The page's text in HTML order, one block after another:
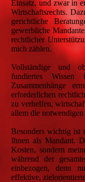
Einsatz, und zwar in
Wirtschaftsrechts.
gerichtliche
gewerbliche
rechtlicher
mich zählen.
Vollständige und
fundiertes Wissen
Zusammenhänge
erforderlichen
zu verhelfen,
allem die
Besonders wichtig ist
Ihnen als Mandant.
Kosten, sondern
während der
einbezogen, denn
effektive,